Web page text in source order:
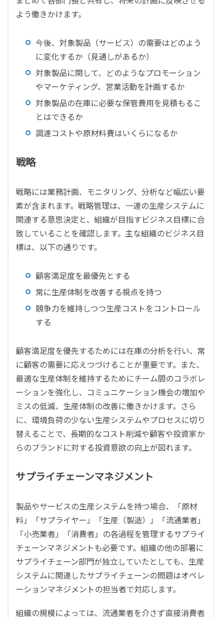
よう働きかけます。
今後、対象製品（サービス）の需要はどのよう
に変化するか（見通しがあるか）
対象製品に関して、どのようなプロモーション
やマーケティング、営業活動を計画するか
対象製品の在庫に必要な保管費用を見積もるこ
とはできるか
調達コストや原材料費はいくらになるか
戦略
戦略には業務計画、モニタリング、分析など幅広い要
素が含まれます。戦略管理は、一連の生産システムに
関連する意思決定と、組織が目指すビジネス目標に合
致していることを確認します。主な組織のビジネス目
標は、以下の通りです。
顧客満足度を最優先とする
常に生産体制を改善する視点を持つ
競争力を維持しつつ生産コストをコントロール
する
顧客満足度を優先するためには在庫の分析を行い、常
に顧客の需要に応えつづけることが重要です。また、
最適な生産体制を維持するためにチーム間のコラボレ
ーションを強化し、コミュニケーション機会の増加や
ミスの低減、生産体制の改善に働きかけます。さら
に、環境負荷の少ない生産システムやプロセスに切り
替えることで、長期的なコスト削減や顧客や投資家か
らのブランドに対する投資意欲の向上が図れます。
サプライチェーンマネジメント
製品やサービスの生産システムを持つ場合、「原材
料」「サプライヤー」「生産（製造）」「流通業者」
「小売業者」「消費者」の各過程を管理するサプライ
チェーンマネジメントも必要です。組織の他の部署に
サプライチェーン部門が独立していたとしても、生産
システムに関連したサプライチェーンの問題はオペレ
ーションマネジメントの担当者で対応します。
組織の規模によっては、流通業者を介さず直接消費者